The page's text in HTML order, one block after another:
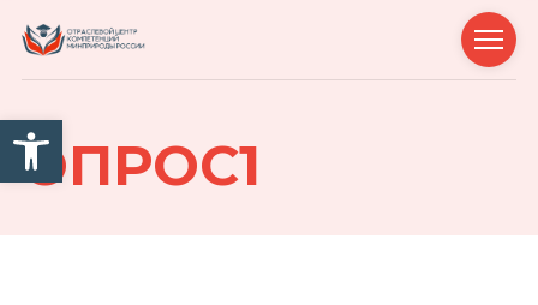
Открыть панель
ОПРОС1